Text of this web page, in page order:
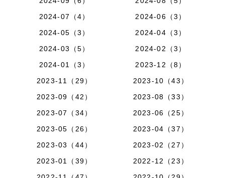
2024-07（4）
2024-06（3）
2024-05（3）
2024-04（3）
2024-03（5）
2024-02（3）
2024-01（3）
2023-12（8）
2023-11（29）
2023-10（43）
2023-09（42）
2023-08（33）
2023-07（34）
2023-06（25）
2023-05（26）
2023-04（37）
2023-03（44）
2023-02（27）
2023-01（39）
2022-12（23）